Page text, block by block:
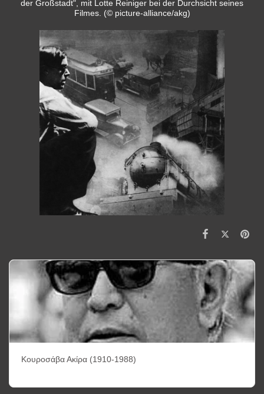
der Großstadt", mit Lotte Reiniger bei der Durchsicht seines
Filmes. (© picture-alliance/akg)
Κουροσάβα Ακίρα (1910-1988)